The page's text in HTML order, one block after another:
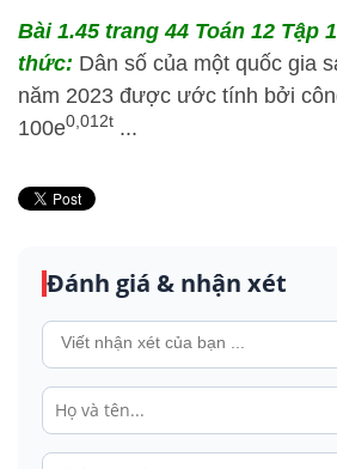
Bài 1.45 trang 44 Toán 12 Tập
thức: Dân số của một quốc gia
năm 2023 được ước tính bởi
100e0,012t ...
Đánh giá & nhận xét